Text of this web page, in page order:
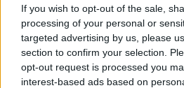
If you wish to opt-out of the sale,
processing of your personal or
targeted advertising by us, please
section to confirm your selection.
opt-out request is processed you
interest-based ads based on